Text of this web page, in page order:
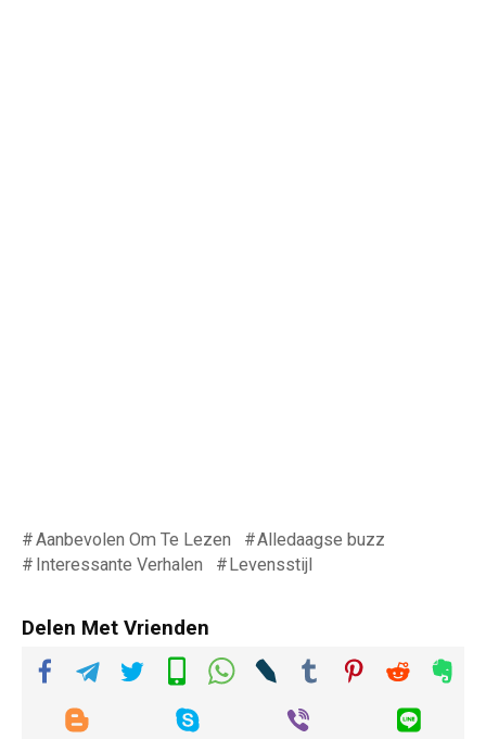
Aanbevolen Om Te Lezen
Alledaagse buzz
Interessante Verhalen
Levensstijl
Delen Met Vrienden